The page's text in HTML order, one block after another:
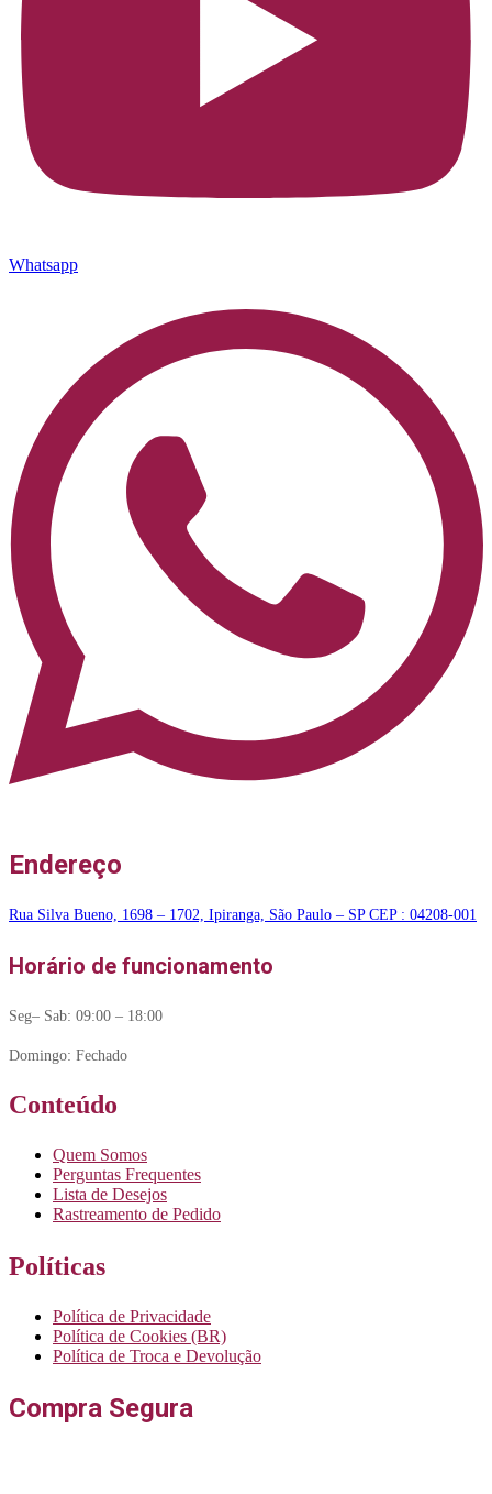
Whatsapp
Endereço
Rua Silva Bueno, 1698 – 1702, Ipiranga, São Paulo – SP CEP : 04208-001
Horário de funcionamento
Seg– Sab: 09:00 – 18:00
Domingo: Fechado
Conteúdo
Quem Somos
Perguntas Frequentes
Lista de Desejos
Rastreamento de Pedido
Políticas
Política de Privacidade
Política de Cookies (BR)
Política de Troca e Devolução
Compra Segura